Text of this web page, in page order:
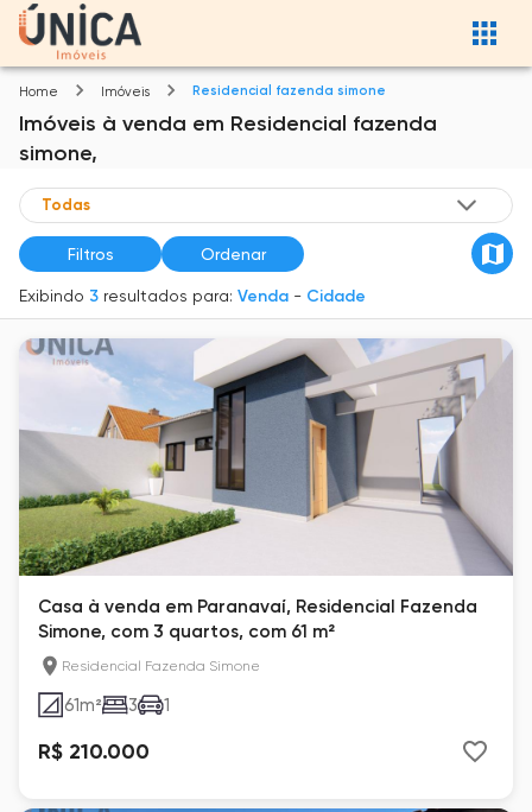
Home Imóveis Residencial fazenda simone
Imóveis à venda em Residencial fazenda
simone,
Filtros Ordenar
Exibindo 3 resultados para: Venda - Cidade
Casa à venda em Paranavaí, Residencial Fazenda
Simone, com 3 quartos, com 61 m²
Residencial Fazenda Simone
61m² 3 1
R$ 210.000